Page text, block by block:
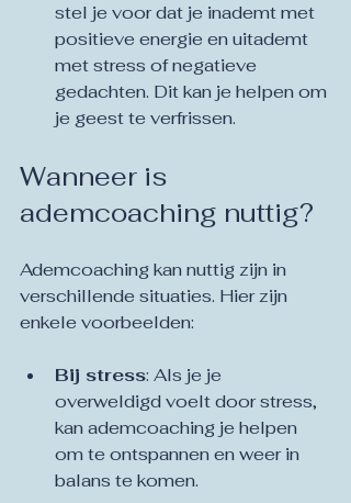
stel je voor dat je inademt met
positieve energie en uitademt
met stress of negatieve
gedachten. Dit kan je helpen om
je geest te verfrissen.
Wanneer is
ademcoaching nuttig?
Ademcoaching kan nuttig zijn in
verschillende situaties. Hier zijn
enkele voorbeelden:
Bij stress: Als je je
overweldigd voelt door stress,
kan ademcoaching je helpen
om te ontspannen en weer in
balans te komen.